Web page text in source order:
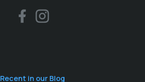
Recent in our Blog